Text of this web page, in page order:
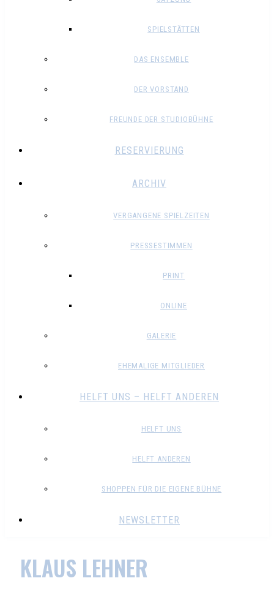
SPIELSTÄTTEN
DAS ENSEMBLE
DER VORSTAND
FREUNDE DER STUDIOBÜHNE
RESERVIERUNG
ARCHIV
VERGANGENE SPIELZEITEN
PRESSESTIMMEN
PRINT
ONLINE
GALERIE
EHEMALIGE MITGLIEDER
HELFT UNS – HELFT ANDEREN
HELFT UNS
HELFT ANDEREN
SHOPPEN FÜR DIE EIGENE BÜHNE
NEWSLETTER
KLAUS LEHNER